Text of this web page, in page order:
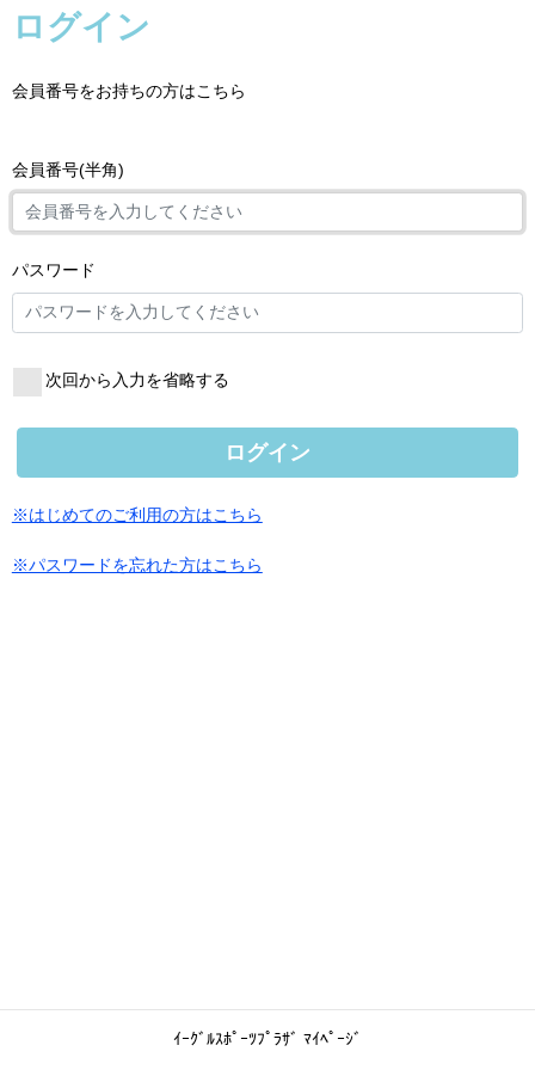
ログイン
会員番号をお持ちの方はこちら
会員番号(半角)
パスワード
次回から入力を省略する
ログイン
※はじめてのご利用の方はこちら
※パスワードを忘れた方はこちら
ｲｰｸﾞﾙｽﾎﾟｰﾂﾌﾟﾗｻﾞ ﾏｲﾍﾟｰｼﾞ